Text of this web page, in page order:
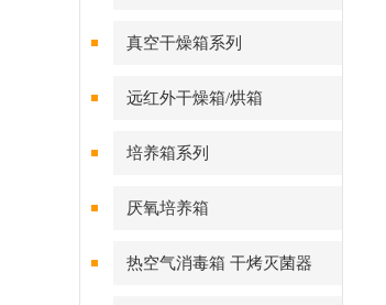
真空干燥箱系列
远红外干燥箱/烘箱
培养箱系列
厌氧培养箱
热空气消毒箱 干烤灭菌器